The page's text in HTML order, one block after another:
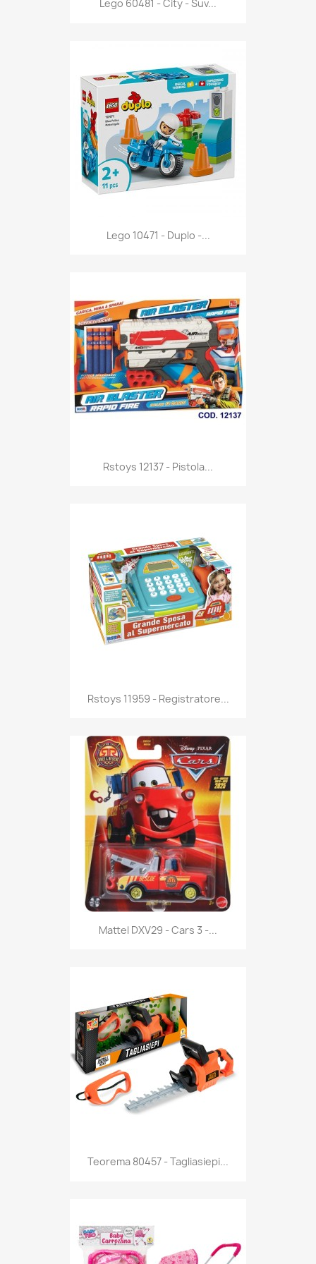
Lego 60481 - City - Suv...
Anteprima
Lego 10471 - Duplo -...
 Anteprima
Rstoys 12137 - Pistola...
Anteprima
Rstoys 11959 - Registratore...
Anteprima
Mattel DXV29 - Cars 3 -...
Anteprima
Teorema 80457 - Tagliasiepi...